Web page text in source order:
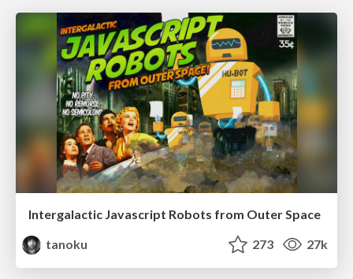
Intergalactic Javascript Robots from Outer Space
tanoku
273 27k